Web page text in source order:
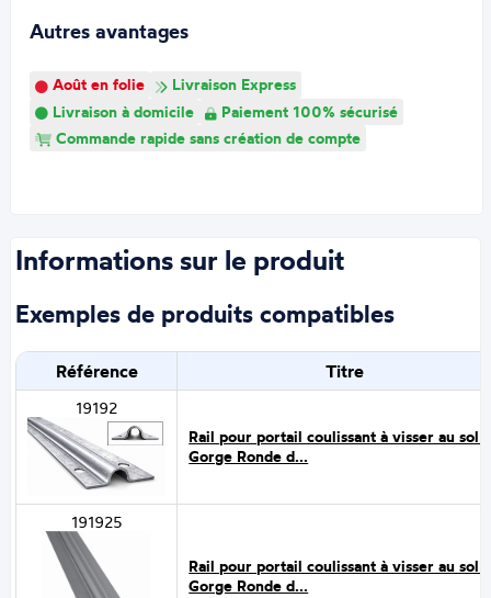
Autres avantages
Août en folie
Livraison Express
Livraison à domicile
Paiement 100% sécurisé
Commande rapide sans création de compte
Informations sur le produit
Exemples de produits compatibles
Référence Titre
19192
Rail pour portail coulissant à visser au sol -
Gorge Ronde d...
191925
Rail pour portail coulissant à visser au sol -
Gorge Ronde d...